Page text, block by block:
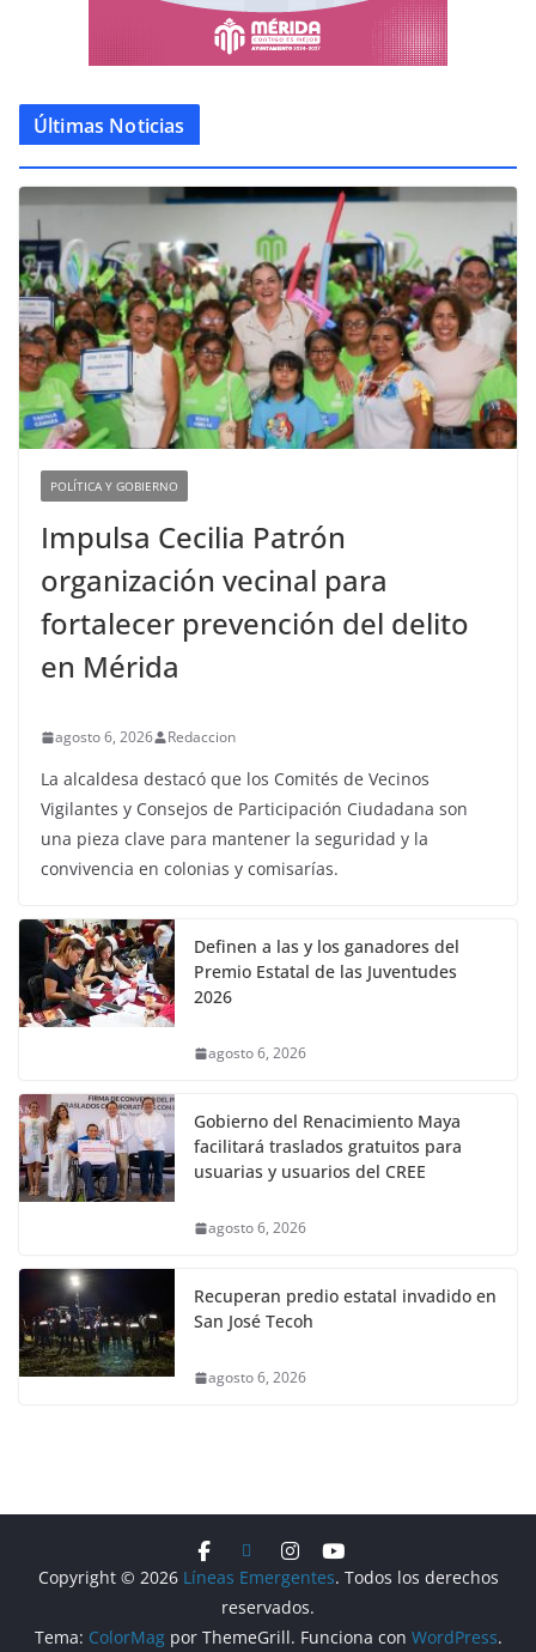
Últimas Noticias
POLÍTICA Y GOBIERNO
Impulsa Cecilia Patrón
organización vecinal para
fortalecer prevención del delito
en Mérida
agosto 6, 2026 Redaccion
La alcaldesa destacó que los Comités de Vecinos
Vigilantes y Consejos de Participación Ciudadana son
una pieza clave para mantener la seguridad y la
convivencia en colonias y comisarías.
Definen a las y los ganadores del
Premio Estatal de las Juventudes
2026
agosto 6, 2026
Gobierno del Renacimiento Maya
facilitará traslados gratuitos para
usuarias y usuarios del CREE
agosto 6, 2026
Recuperan predio estatal invadido en
San José Tecoh
agosto 6, 2026
Copyright © 2026 Líneas Emergentes. Todos los derechos
reservados.
Tema: ColorMagpor ThemeGrill. Funciona con WordPress.